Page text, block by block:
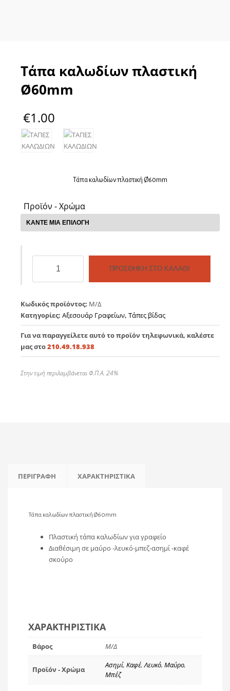
Τάπα καλωδίων πλαστική
Ø60mm
€1.00
Τάπα καλωδίων πλαστική Ø60mm
Προϊόν - Χρώμα
καλωδίων
πλαστική
ποσότητα
ΠΡΟΣΘΉΚΗ ΣΤΟ ΚΑΛΆΘΙ
Κωδικός προϊόντος: Μ/Δ
Κατηγορίες: Αξεσουάρ Γραφείων, Τάπες βίδας
Για να παραγγείλετε αυτό το προϊόν τηλεφωνικά, καλέστε
μας στο210.49.18.938
Στην τιμή περιλαμβάνεται Φ.Π.Α. 24%
ΠΕΡΙΓΡΑΦΉ ΧΑΡΑΚΤΗΡΙΣΤΙΚΆ
Τάπα καλωδίων πλαστική Ø60mm
Πλαστική τάπα καλωδίων για γραφείο
Διαθέσιμη σε μαύρο -λευκό-μπεζ-ασημί -καφέ
σκούρο
ΧΑΡΑΚΤΗΡΙΣΤΙΚΆ
Βάρος Μ/Δ
Προϊόν - Χρώμα Ασημί, Καφέ,Λευκό, Μαύρο,
Μπέζ